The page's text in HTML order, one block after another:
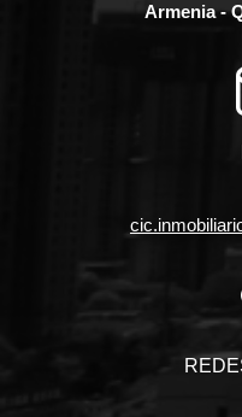
Armenia -